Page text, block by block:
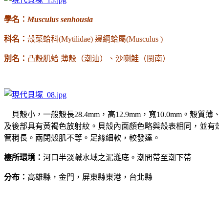
學名： Musculus senhousia
科名： 殼菜蛤科(Mytilidae) 邊綱蛤屬(Musculus )
別名： 凸殼肌蛤 薄殼（潮汕）、沙喇鮭（閩南）
貝殼小，一般殼長28.4mm ，高12.9mm ，寬10.0mm 。殼質薄
及後部具有黃褐色放射紋。貝殼內面顏色略與殼表相同，並
管稍長。兩閉殼肌不等。足絲細軟，較發達。
棲所環境： 河口半淡鹹水域之泥灘底。潮間帶至潮下帶
分布： 高雄縣，金門，屏東縣東港，台北縣